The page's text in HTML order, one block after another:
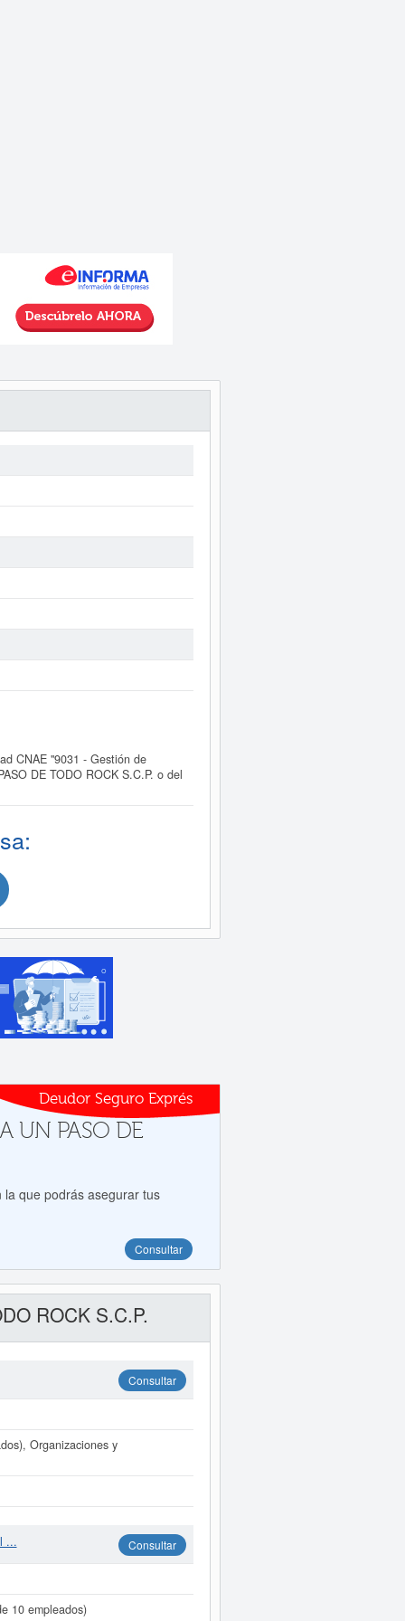
CNAE "9031 - Gestión de
DE TODO ROCK S.C.P. o del
Deudor Seguro Exprés
UN PASO DE
que podrás asegurar tus
Consultar
ROCK S.C.P.
Consultar
Organizaciones y
... Consultar
10 empleados)